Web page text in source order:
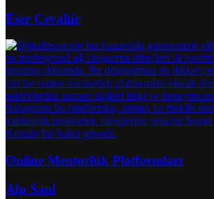
Eser Cevahir
Online Mentorluk Platformları
Alp Saul